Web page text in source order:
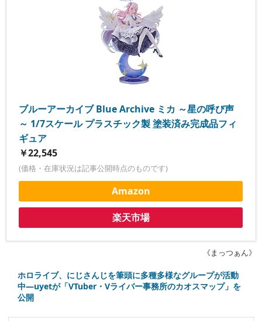
ブルーアーカイブ Blue Archive ミカ ～星の呼び声
～ 1/7スケール プラスチック製 塗装済み完成品フィ
ギュア
￥22,545
(価格・在庫状況は記事公開時点のものです)
Amazon
楽天市場
《まっつぁん》
ホロライブ、にじさんじを筆頭に多種多様なグループが活動
中―uyetが「VTuber・Vライバー事務所のカオスマップ」を
公開